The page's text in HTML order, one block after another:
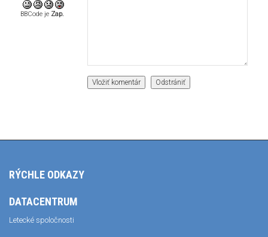
BBCode je Zap.
RÝCHLE ODKAZY
DATACENTRUM
Letecké spoločnosti